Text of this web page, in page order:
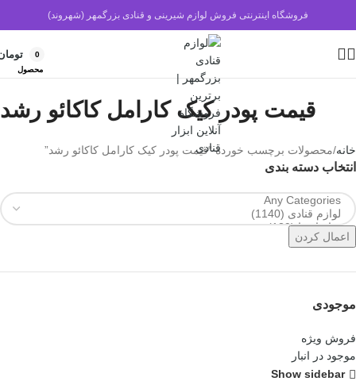
فروشگاه اینترنتی فروش لوازم شیرینی و قنادی بزرگمهر (شهروند)
0
محصول
قیمت پودر کیک کارامل کاکائو رشد
خانه محصولات برچسب خورده “قیمت پودر کیک کارامل کاکائو رشد”
انتخاب دسته بندی
اعمال کردن
موجودی
فروش ویژه
موجود در انبار
Show sidebar